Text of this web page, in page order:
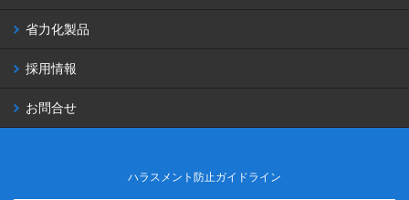
省力化製品
採用情報
お問合せ
ハラスメント防止ガイドライン